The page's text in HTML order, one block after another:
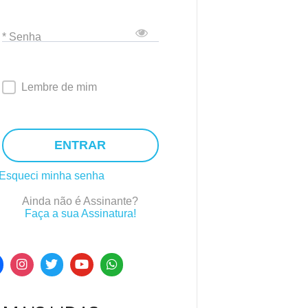
* Senha
Lembre de mim
ENTRAR
Esqueci minha senha
Ainda não é Assinante?
Faça a sua Assinatura!